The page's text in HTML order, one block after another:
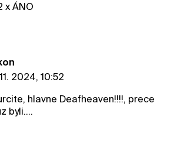
x ÁNO
2024, 10:52
hlavne Deafheaven!!!!, prece
byli....